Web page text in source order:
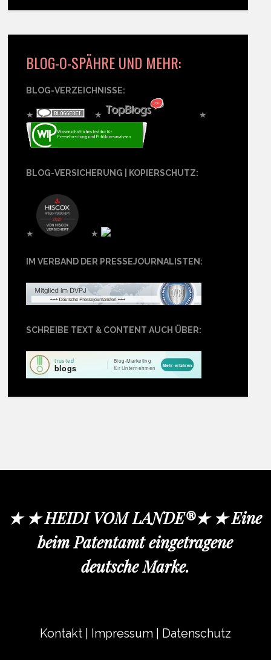
BLOG-O-SPÄHRE UND MEHR:
BLOG-VERZEICHNISSE:
★ ★ ★
BLOG-VERSICHERUNG | KOPIERSCHUTZ:
★ ★
IM VERBAND DER PRESSEJOURNALISTEN:
SCHREIBE TEXT & CONTENT AUCH ÜBER:
★ ★ HEIDI VOM LANDE®★ ★ Eine
beim Patentamt eingetragene
deutsche Marke.
Kontakt Impressum Datenschutz